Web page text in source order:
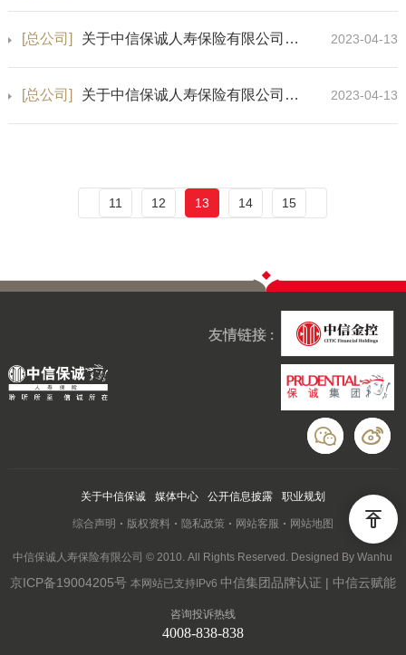
[总公司] 关于中信保诚人寿保险有限公司荆门中心支公司业务范围变更的公告 2023-04-13
[总公司] 关于中信保诚人寿保险有限公司荆州中心支公司业务范围变更的公告 2023-04-13
11 12 13 14 15
友情链接 :
关于中信保诚 媒体中心 公开信息披露 职业规划
综合声明 版权资料 隐私政策 网站客服 网站地图
中信保诚人寿保险有限公司 © 2010. All Rights Reserved. Designed By Wanhu
京ICP备19004205号 本网站已支持IPv6 中信集团品牌认证 | 中信云赋能
咨询投诉热线
4008-838-838